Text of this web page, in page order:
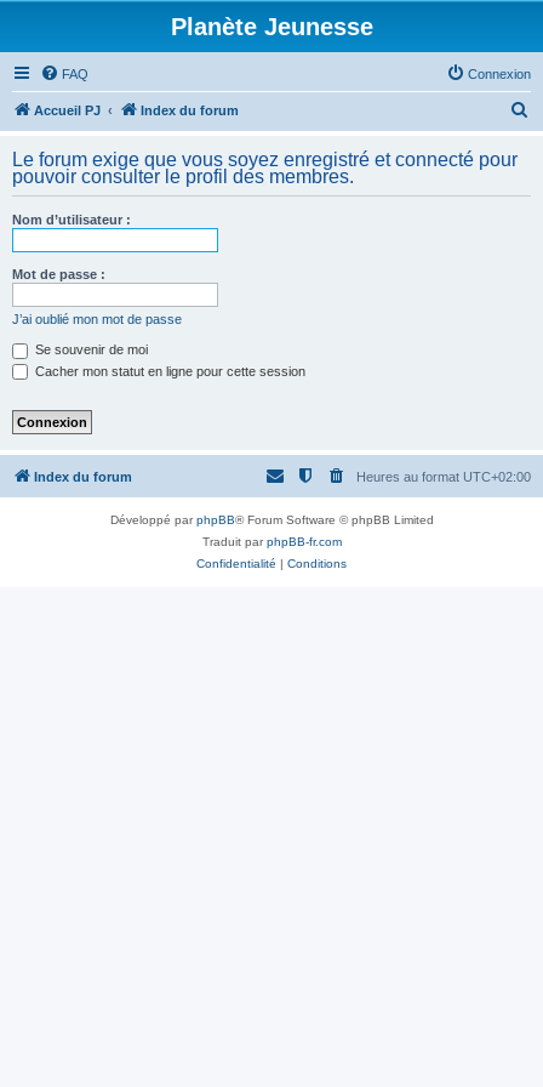
Planète Jeunesse
FAQ Connexion
Accueil PJ Index du forum
h
Le forum exige que vous soyez enregistré et connecté pour
pouvoir consulter le profil des membres.
Nom d’utilisateur :
Mot de passe :
J’ai oublié mon mot de passe
Se souvenir de moi
Cacher mon statut en ligne pour cette session
Index du forum Heures au format UTC+02:00
Développé parphpBB® Forum Software © phpBB Limited
Traduit parphpBB-fr.com
Confidentialité | Conditions